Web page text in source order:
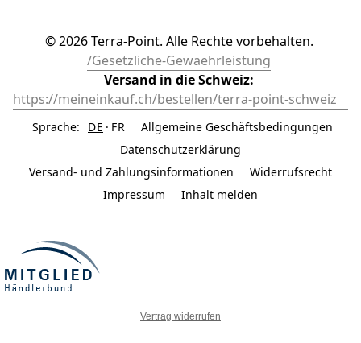
/Gesetzliche-Gewaehrleistung
Sprache: DE FR
Allgemeine Geschäftsbedingungen
Datenschutzerklärung
Versand- und Zahlungsinformationen
Widerrufsrecht
Impressum
Inhalt melden
Vertrag widerrufen